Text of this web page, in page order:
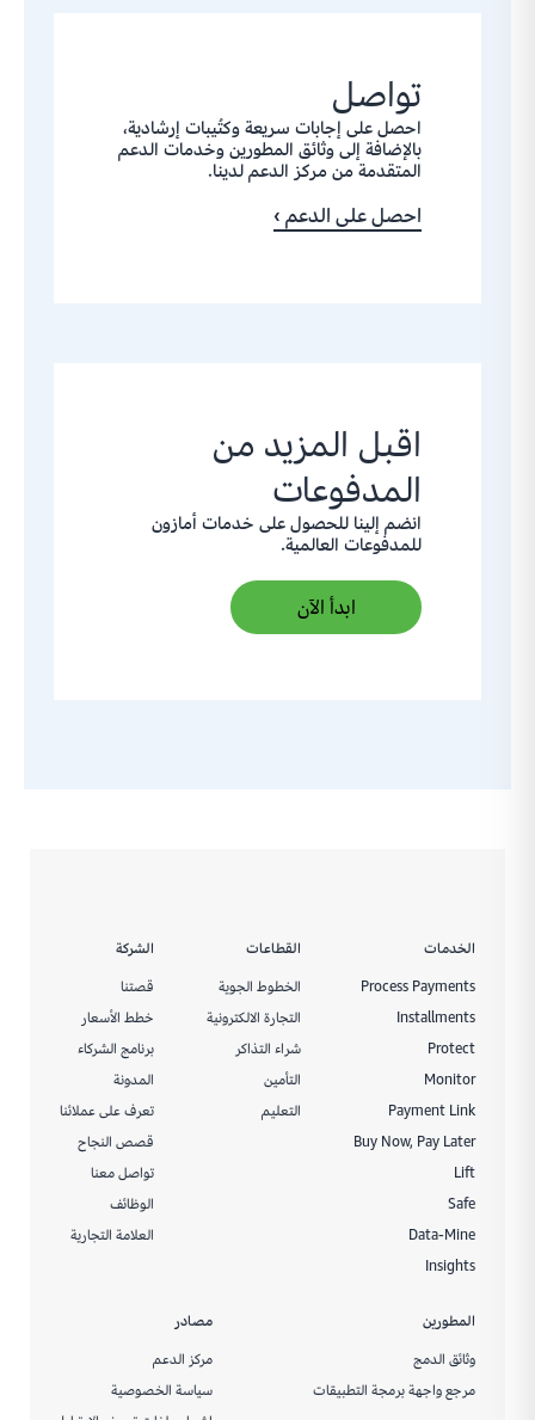
تواصل
احصل على إجابات سريعة وكتُيبات إرشادية،
بالإضافة إلى وثائق المطورين وخدمات الدعم
المتقدمة من مركز الدعم لدينا.
احصل على الدعم ›
اقبل المزيد من
المدفوعات
انضم إلينا للحصول على خدمات أمازون
للمدفوعات العالمية.
ابدأ الآن
الخدمات
Process Payments
Installments
Protect
Monitor
Payment Link
Buy Now, Pay Later
Lift
Safe
Data-Mine
Insights
القطاعات
الخطوط الجوية
التجارة الالكترونية
شراء التذاكر
التأمين
التعليم
الشركة
قصتنا
خطط الأسعار
برنامج الشركاء
المدونة
تعرف على عملائنا
قصص النجاح
تواصل معنا
الوظائف
العلامة التجارية
المطورين
وثائق الدمج
مرجع واجهة برمجة التطبيقات
مصادر
مركز الدعم
سياسة الخصوصية